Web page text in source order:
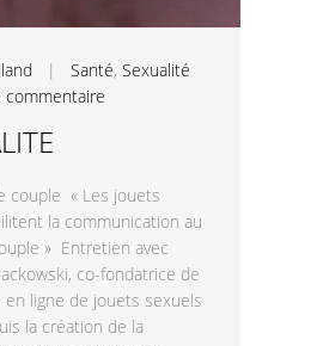
| Santé, Sexualité
commentaire
couple « Les jouets
la communication au
» Entretien avec
co-fondatrice de
en ligne de jouets sexuels
la création de la